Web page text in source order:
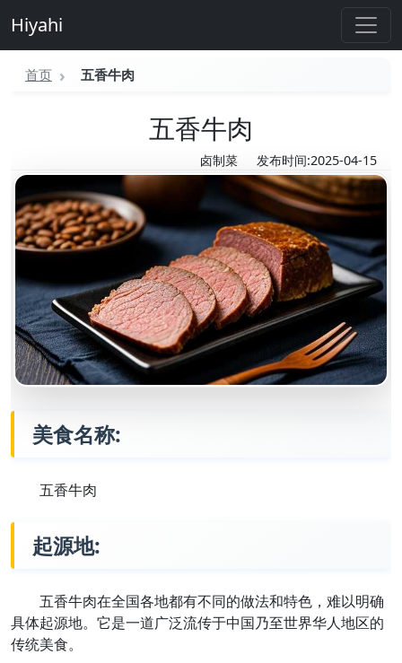
Hiyahi
首页 五香牛肉
五香牛肉
卤制菜 发布时间:2025-04-15
美食名称:
五香牛肉
起源地:
五香牛肉在全国各地都有不同的做法和特色，难以明确
具体起源地。它是一道广泛流传于中国乃至世界华人地区的
传统美食。